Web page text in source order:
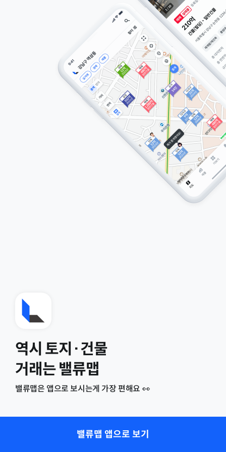
역시 토지·건물
거래는 밸류맵
밸류맵은 앱으로 보시는게 가장 편해요 👀
밸류맵 앱으로 보기